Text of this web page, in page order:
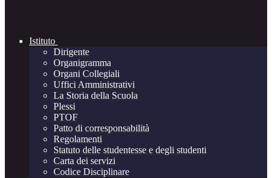
Istituto
Dirigente
Organigramma
Organi Collegiali
Uffici Amministrativi
La Storia della Scuola
Plessi
PTOF
Patto di corresponsabilità
Regolamenti
Statuto delle studentesse e degli studenti
Carta dei servizi
Codice Disciplinare